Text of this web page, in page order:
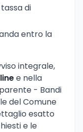
di
entro la
integrale,
e nella
- Bandi
del Comune
esatto
e le